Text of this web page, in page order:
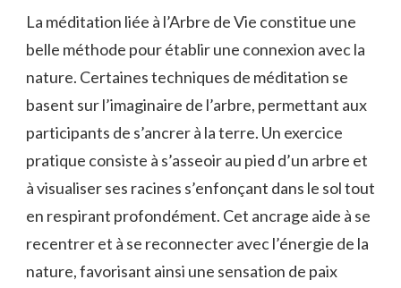
La méditation liée à l’Arbre de Vie constitue une
belle méthode pour établir une connexion avec la
nature. Certaines techniques de méditation se
basent sur l’imaginaire de l’arbre, permettant aux
participants de s’ancrer à la terre. Un exercice
pratique consiste à s’asseoir au pied d’un arbre et
à visualiser ses racines s’enfonçant dans le sol tout
en respirant profondément. Cet ancrage aide à se
recentrer et à se reconnecter avec l’énergie de la
nature, favorisant ainsi une sensation de paix